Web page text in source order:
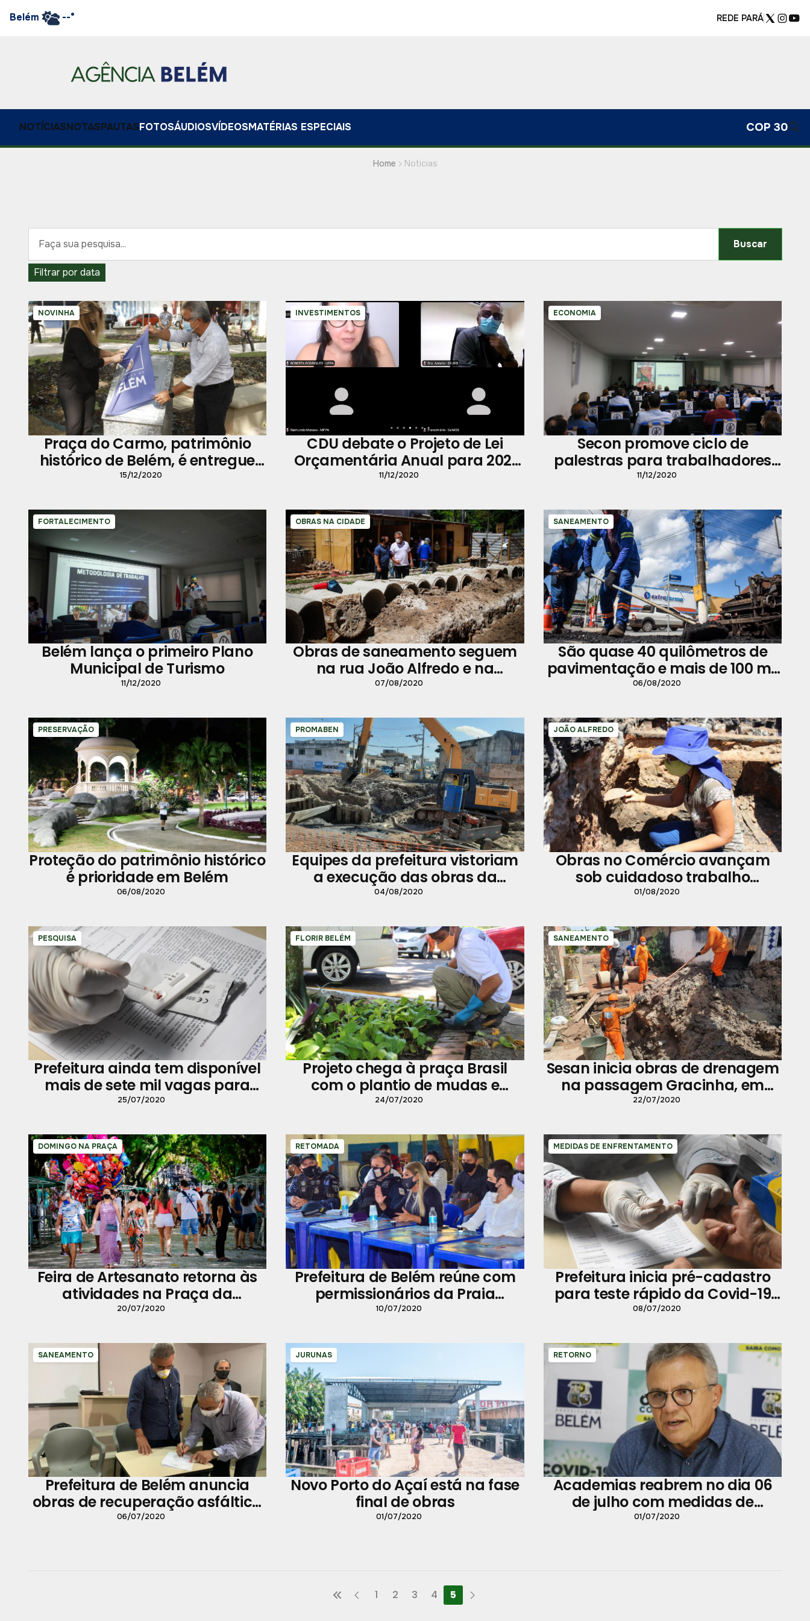
Belém --° REDE PARÁ
NOTÍCIASNOTASPAUTASFOTOSÁUDIOSVÍDEOSMATÉRIAS ESPECIAIS COP 30
Home Noticias
Buscar
Filtrar por data
NOVINHA
Praça do Carmo, patrimônio
histórico de Belém, é entregue
totalmente restaurada
15/12/2020
INVESTIMENTOS
CDU debate o Projeto de Lei
Orçamentária Anual para 2021
em reunião virtual
11/12/2020
ECONOMIA
Secon promove ciclo de
palestras para trabalhadores
formais e informais
11/12/2020
FORTALECIMENTO
Belém lança o primeiro Plano
Municipal de Turismo
11/12/2020
OBRAS NA CIDADE
Obras de saneamento seguem
na rua João Alfredo e na
travessa Apinagés
07/08/2020
SANEAMENTO
São quase 40 quilômetros de
pavimentação e mais de 100 mil
toneladas de asfalto novo na
06/08/2020
PRESERVAÇÃO
Proteção do patrimônio histórico
é prioridade em Belém
06/08/2020
PROMABEN
Equipes da prefeitura vistoriam
a execução das obras da
avenida Bernardo Sayão
04/08/2020
JOÃO ALFREDO
Obras no Comércio avançam
sob cuidadoso trabalho
arqueológico e curadoria de
01/08/2020
PESQUISA
Prefeitura ainda tem disponível
mais de sete mil vagas para
testes rápidos da Covid-19
25/07/2020
FLORIR BELÉM
Projeto chega à praça Brasil
com o plantio de mudas e
recomposição paisagística
24/07/2020
SANEAMENTO
Sesan inicia obras de drenagem
na passagem Gracinha, em
Canudos
22/07/2020
DOMINGO NA PRAÇA
Feira de Artesanato retorna às
atividades na Praça da
República
20/07/2020
RETOMADA
Prefeitura de Belém reúne com
permissionários da Praia
Grande, em Outeiro
10/07/2020
MEDIDAS DE ENFRENTAMENTO
Prefeitura inicia pré-cadastro
para teste rápido da Covid-19
com voluntários de Belém
08/07/2020
SANEAMENTO
Prefeitura de Belém anuncia
obras de recuperação asfáltica
em vias do centro da cidade
06/07/2020
JURUNAS
Novo Porto do Açaí está na fase
final de obras
01/07/2020
RETORNO
Academias reabrem no dia 06
de julho com medidas de
segurança e higiene
01/07/2020
1 2 3 4 5